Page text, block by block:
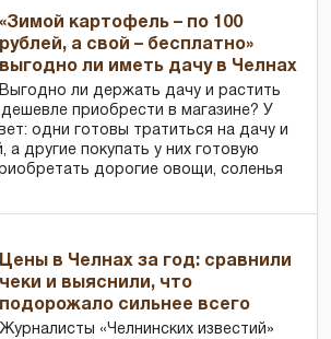
«Зимой картофель – по 100
рублей, а свой – бесплатно»
выгодно ли иметь дачу в Челнах
Выгодно ли держать дачу и растить
приобрести в магазине? У
одни готовы тратиться на дачу и
а другие покупать у них готовую
дорогие овощи, соленья
Цены в Челнах за год: сравнили
чеки и выяснили, что
подорожало сильнее всего
Журналисты «Челнинских известий»